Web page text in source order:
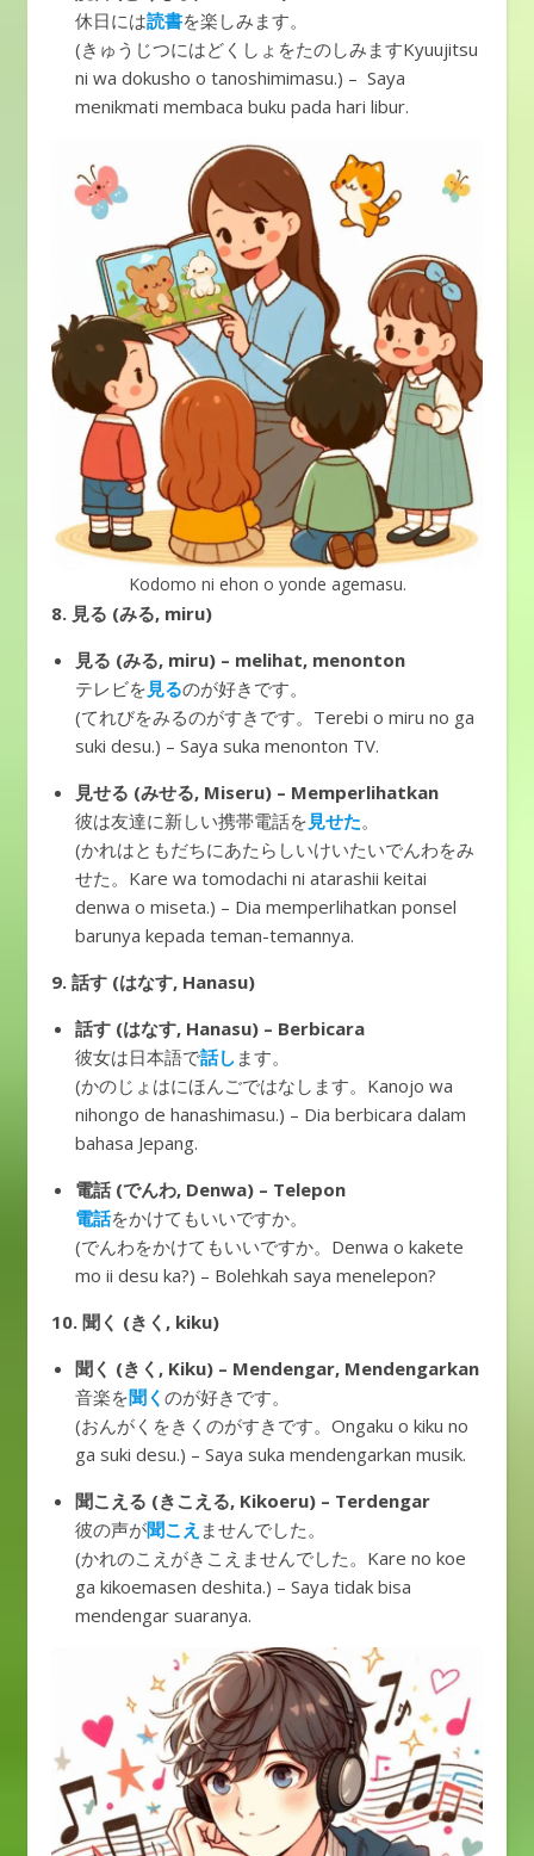
休日には読書を楽しみます。
(きゅうじつにはどくしょをたのしみますKyuujitsu
ni wa dokusho o tanoshimimasu.) – Saya
menikmati membaca buku pada hari libur.
Kodomo ni ehon o yonde agemasu.
8. 見る (みる, miru)
見る (みる, miru) – melihat, menonton
テレビを見るのが好きです。
(てれびをみるのがすきです。Terebi o miru no ga
suki desu.) – Saya suka menonton TV.
見せる (みせる, Miseru) – Memperlihatkan
彼は友達に新しい携帯電話を見せた。
(かれはともだちにあたらしいけいたいでんわをみ
せた。Kare wa tomodachi ni atarashii keitai
denwa o miseta.) – Dia memperlihatkan ponsel
barunya kepada teman-temannya.
9. 話す (はなす, Hanasu)
話す (はなす, Hanasu) – Berbicara
彼女は日本語で話し ます。
(かのじょはにほんごではなします。Kanojo wa
nihongo de hanashimasu.) – Dia berbicara dalam
bahasa Jepang.
電話 (でんわ, Denwa) – Telepon
電話をかけてもいいですか。
(でんわをかけてもいいですか。Denwa o kakete
mo ii desu ka?) – Bolehkah saya menelepon?
10. 聞く (きく, kiku)
聞く (きく, Kiku) – Mendengar, Mendengarkan
音楽を聞く のが好きです。
(おんがくをきくのがすきです。Ongaku o kiku no
ga suki desu.) – Saya suka mendengarkan musik.
聞こえる (きこえる, Kikoeru) – Terdengar
彼の声が聞こえ ませんでした。
(かれのこえがきこえませんでした。Kare no koe
ga kikoemasen deshita.) – Saya tidak bisa
mendengar suaranya.